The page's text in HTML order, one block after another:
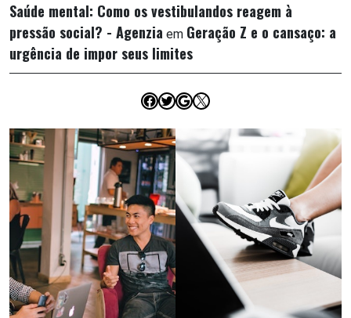
Saúde mental: Como os vestibulandos reagem à
pressão social? - Agenzia em Geração Z e o cansaço: a
urgência de impor seus limites
Facebook
Twitter
Google
X